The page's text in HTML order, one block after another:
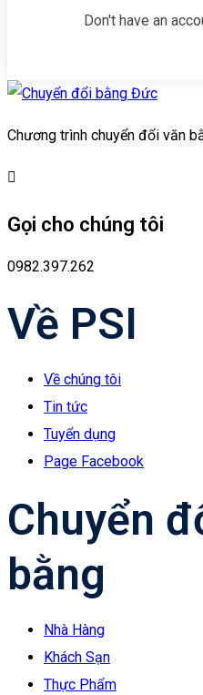
Don't have an
Chương trình chuyển đổi văn
Gọi cho chúng tôi
0982.397.262
Về PSI
Về chúng tôi
Tin tức
Tuyển dụng
Page Facebook
Chuyển
bằng
Nhà Hàng
Khách Sạn
Thực Phẩm